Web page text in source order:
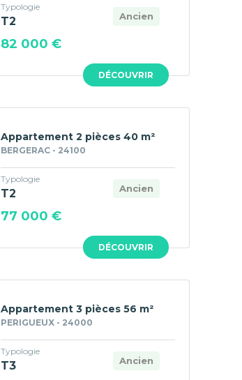
DÉCOUVRIR
Ancien
Typologie
T2
82 000 €
DÉCOUVRIR
Appartement 2 pièces 40 m²
BERGERAC - 24100
Ancien
Typologie
T2
77 000 €
Appartement 3 pièces 56 m²
PERIGUEUX - 24000
Ancien
Typologie
T3